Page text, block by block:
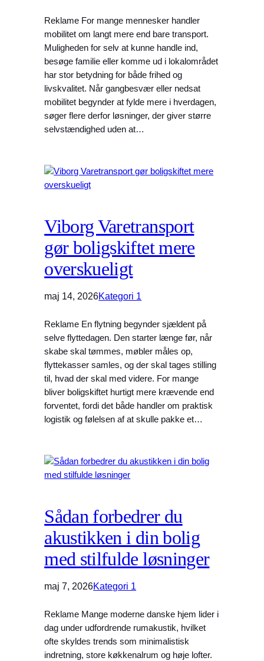
Reklame For mange mennesker handler
mobilitet om langt mere end bare transport.
Muligheden for selv at kunne handle ind,
besøge familie eller komme ud i lokalområdet
har stor betydning for både frihed og
livskvalitet. Når gangbesvær eller nedsat
mobilitet begynder at fylde mere i hverdagen,
søger flere derfor løsninger, der giver større
selvstændighed uden at…
Viborg Varetransport
gør boligskiftet mere
overskueligt
maj 14, 2026Kategori 1
Reklame En flytning begynder sjældent på
selve flyttedagen. Den starter længe før, når
skabe skal tømmes, møbler måles op,
flyttekasser samles, og der skal tages stilling
til, hvad der skal med videre. For mange
bliver boligskiftet hurtigt mere krævende end
forventet, fordi det både handler om praktisk
logistik og følelsen af at skulle pakke et…
Sådan forbedrer du
akustikken i din bolig
med stilfulde løsninger
maj 7, 2026Kategori 1
Reklame Mange moderne danske hjem lider i
dag under udfordrende rumakustik, hvilket
ofte skyldes trends som minimalistisk
indretning, store køkkenalrum og høje lofter.